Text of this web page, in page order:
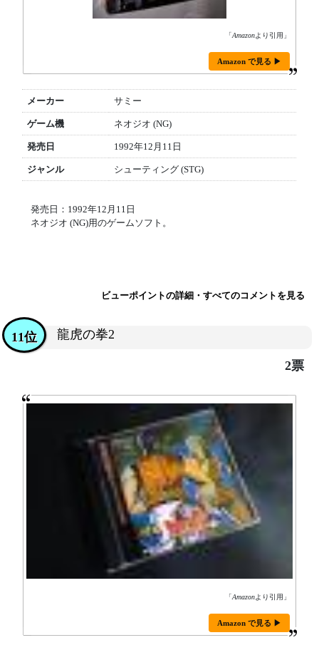
「Amazonより引用」
Amazon で見る ▶
メーカー サミー
ゲーム機 ネオジオ (NG)
発売日 1992年12月11日
ジャンル シューティング (STG)
発売日：1992年12月11日
ネオジオ (NG)用のゲームソフト。
ビューポイントの詳細・すべてのコメントを見る
龍虎の拳2
11位
2票
「Amazonより引用」
Amazon で見る ▶